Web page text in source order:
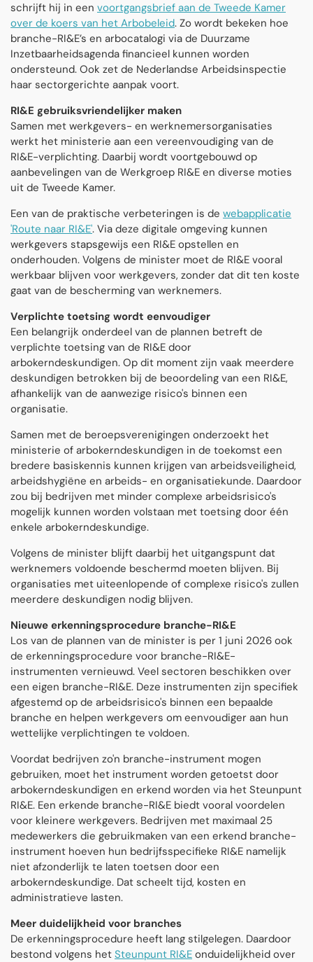
schrijft hij in een voortgangsbrief aan de Tweede Kamer
over de koers van het Arbobeleid. Zo wordt bekeken hoe
branche-RI&E’s en arbocatalogi via de Duurzame
Inzetbaarheidsagenda financieel kunnen worden
ondersteund. Ook zet de Nederlandse Arbeidsinspectie
haar sectorgerichte aanpak voort.
RI&E gebruiksvriendelijker maken
Samen met werkgevers- en werknemersorganisaties
werkt het ministerie aan een vereenvoudiging van de
RI&E-verplichting. Daarbij wordt voortgebouwd op
aanbevelingen van de Werkgroep RI&E en diverse moties
uit de Tweede Kamer.
Een van de praktische verbeteringen is de webapplicatie
'Route naar RI&E'. Via deze digitale omgeving kunnen
werkgevers stapsgewijs een RI&E opstellen en
onderhouden. Volgens de minister moet de RI&E vooral
werkbaar blijven voor werkgevers, zonder dat dit ten koste
gaat van de bescherming van werknemers.
Verplichte toetsing wordt eenvoudiger
Een belangrijk onderdeel van de plannen betreft de
verplichte toetsing van de RI&E door
arbokerndeskundigen. Op dit moment zijn vaak meerdere
deskundigen betrokken bij de beoordeling van een RI&E,
afhankelijk van de aanwezige risico's binnen een
organisatie.
Samen met de beroepsverenigingen onderzoekt het
ministerie of arbokerndeskundigen in de toekomst een
bredere basiskennis kunnen krijgen van arbeidsveiligheid,
arbeidshygiëne en arbeids- en organisatiekunde. Daardoor
zou bij bedrijven met minder complexe arbeidsrisico's
mogelijk kunnen worden volstaan met toetsing door één
enkele arbokerndeskundige.
Volgens de minister blijft daarbij het uitgangspunt dat
werknemers voldoende beschermd moeten blijven. Bij
organisaties met uiteenlopende of complexe risico's zullen
meerdere deskundigen nodig blijven.
Nieuwe erkenningsprocedure branche-RI&E
Los van de plannen van de minister is per 1 juni 2026 ook
de erkenningsprocedure voor branche-RI&E-
instrumenten vernieuwd. Veel sectoren beschikken over
een eigen branche-RI&E. Deze instrumenten zijn specifiek
afgestemd op de arbeidsrisico's binnen een bepaalde
branche en helpen werkgevers om eenvoudiger aan hun
wettelijke verplichtingen te voldoen.
Voordat bedrijven zo'n branche-instrument mogen
gebruiken, moet het instrument worden getoetst door
arbokerndeskundigen en erkend worden via het Steunpunt
RI&E. Een erkende branche-RI&E biedt vooral voordelen
voor kleinere werkgevers. Bedrijven met maximaal 25
medewerkers die gebruikmaken van een erkend branche-
instrument hoeven hun bedrijfsspecifieke RI&E namelijk
niet afzonderlijk te laten toetsen door een
arbokerndeskundige. Dat scheelt tijd, kosten en
administratieve lasten.
Meer duidelijkheid voor branches
De erkenningsprocedure heeft lang stilgelegen. Daardoor
bestond volgens het Steunpunt RI&E onduidelijkheid over